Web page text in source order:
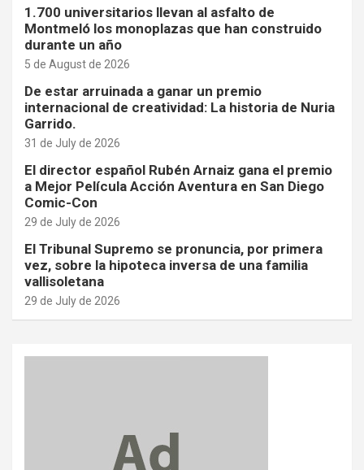
1.700 universitarios llevan al asfalto de
Montmeló los monoplazas que han construido
durante un año
5 de August de 2026
De estar arruinada a ganar un premio
internacional de creatividad: La historia de Nuria
Garrido.
31 de July de 2026
El director español Rubén Arnaiz gana el premio
a Mejor Película Acción Aventura en San Diego
Comic-Con
29 de July de 2026
El Tribunal Supremo se pronuncia, por primera
vez, sobre la hipoteca inversa de una familia
vallisoletana
29 de July de 2026